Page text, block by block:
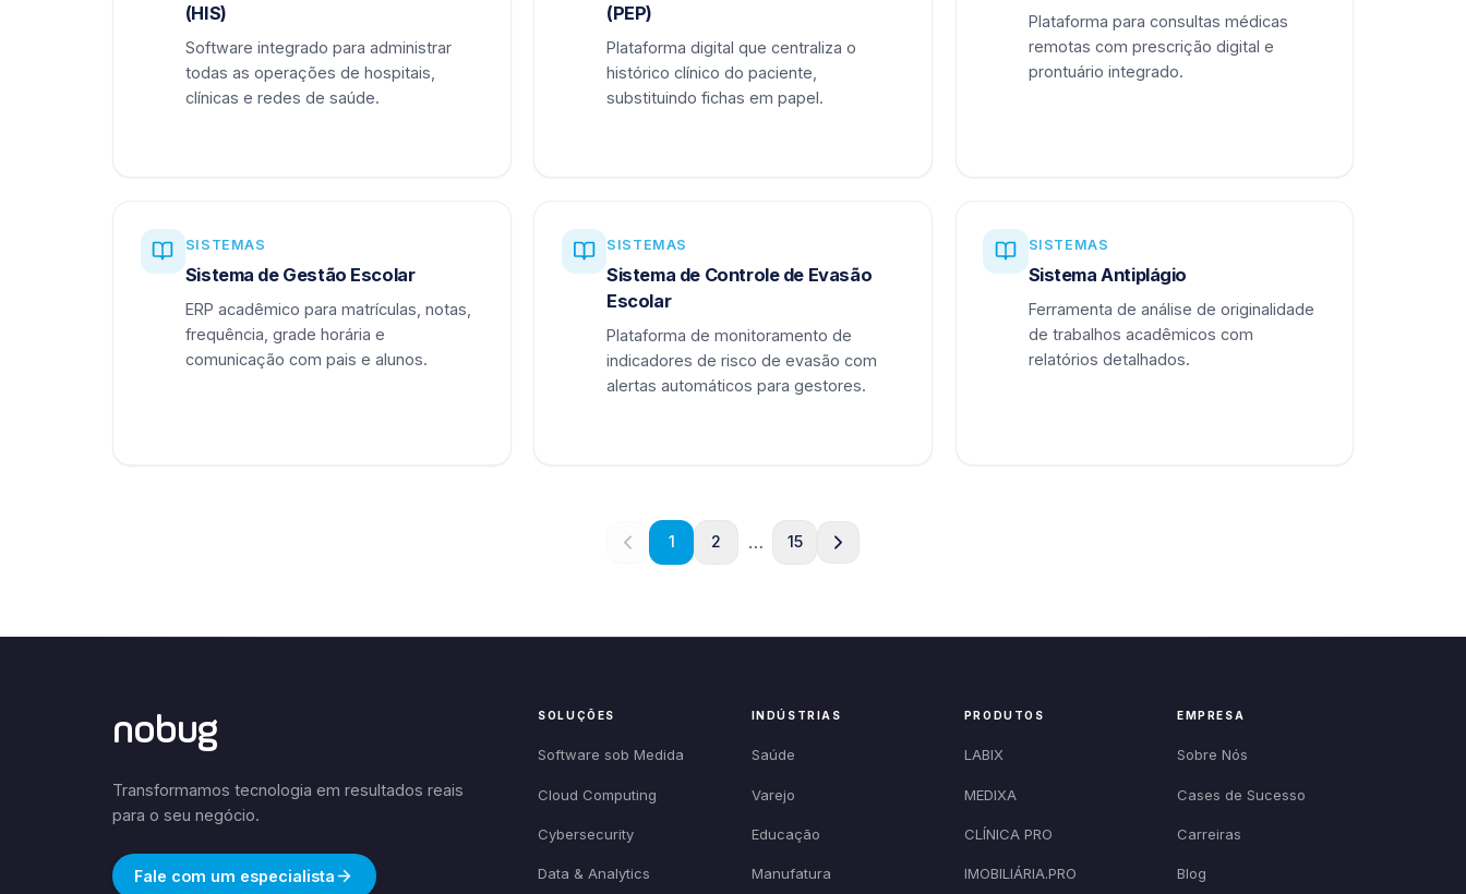
(HIS)
Software integrado para administrar
todas as operações de hospitais,
clínicas e redes de saúde.
(PEP)
Plataforma digital que centraliza o
histórico clínico do paciente,
substituindo fichas em papel.
Plataforma para consultas médicas
remotas com prescrição digital e
prontuário integrado.
SISTEMAS
Sistema de Gestão Escolar
ERP acadêmico para matrículas, notas,
frequência, grade horária e
comunicação com pais e alunos.
SISTEMAS
Sistema de Controle de Evasão
Escolar
Plataforma de monitoramento de
indicadores de risco de evasão com
alertas automáticos para gestores.
SISTEMAS
Sistema Antiplágio
Ferramenta de análise de originalidade
de trabalhos acadêmicos com
relatórios detalhados.
1 2 … 15
nobug
Transformamos tecnologia em resultados reais
para o seu negócio.
Fale com um especialista
SOLUÇÕES
Software sob Medida
Cloud Computing
Cybersecurity
Data & Analytics
INDÚSTRIAS
Saúde
Varejo
Educação
Manufatura
PRODUTOS
LABIX
MEDIXA
CLÍNICA PRO
IMOBILIÁRIA.PRO
EMPRESA
Sobre Nós
Cases de Sucesso
Carreiras
Blog